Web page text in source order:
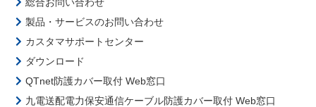
製品・サービスのお問い合わせ
カスタマサポートセンター
ダウンロード
QTnet防護カバー取付 Web窓口
九電送配電力保安通信ケーブル防護カバー取付 Web窓口